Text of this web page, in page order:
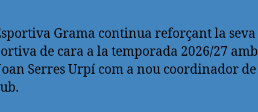
Grama continua reforçant la seva
de cara a la temporada 2026/27 amb
Serres Urpí com a nou coordinador de